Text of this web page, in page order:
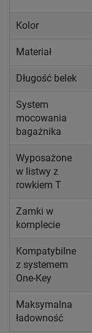
Kolor
Materiał
Długość belek
System
mocowania
bagażnika
Wyposażone
w listwy z
rowkiem T
Zamki w
komplecie
Kompatybilne
z systemem
One-Key
Maksymalna
ładowność